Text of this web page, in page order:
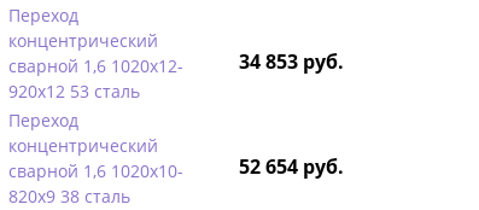
Переход
концентрический
сварной 1,6 1020х12-
920х12 53 сталь
34 853 руб.
Переход
концентрический
сварной 1,6 1020х10-
820х9 38 сталь
52 654 руб.